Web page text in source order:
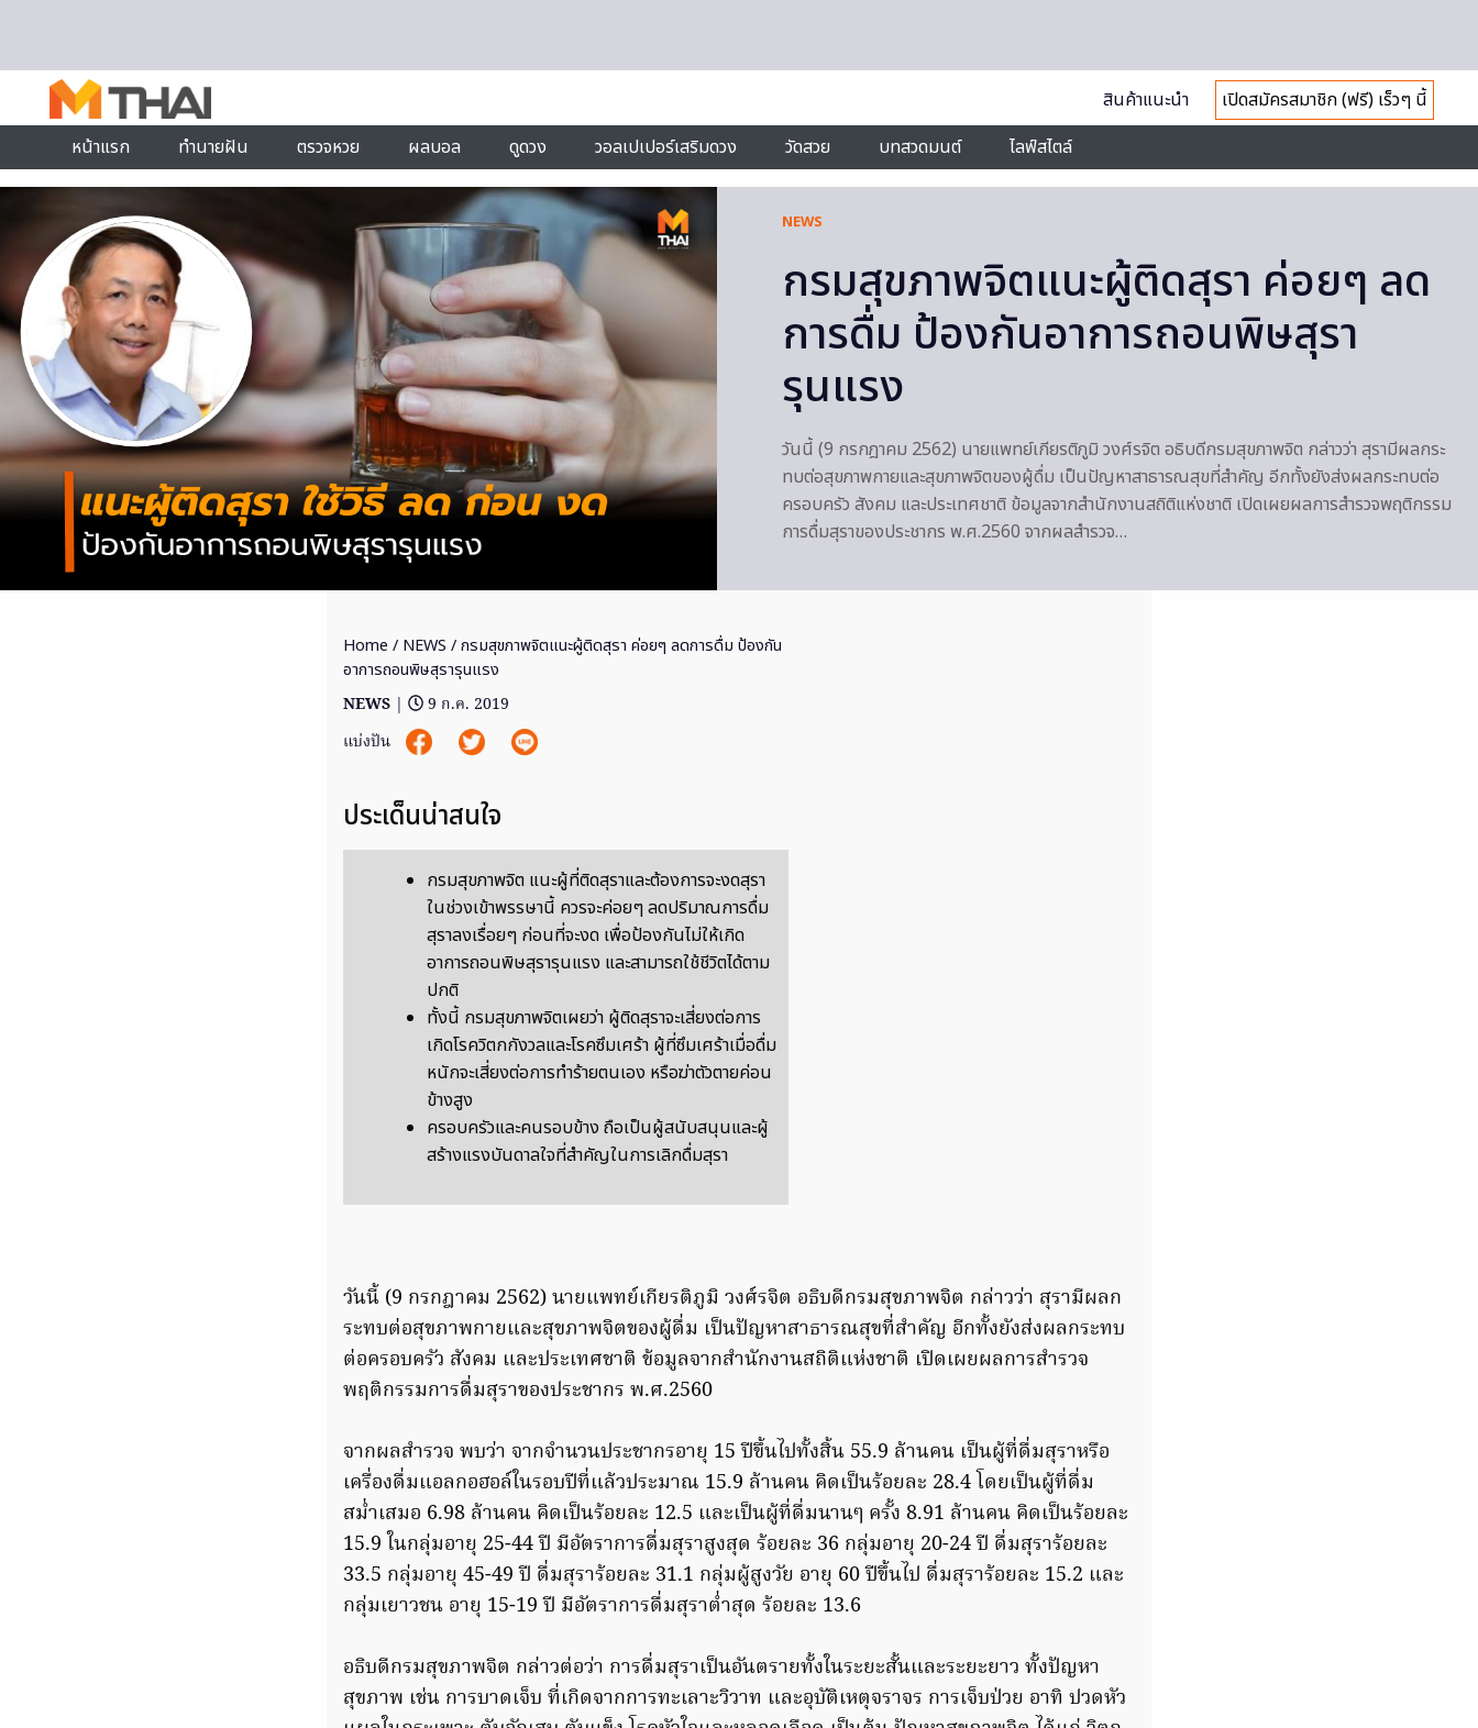
สินค้าแนะนำ
เปิดสมัครสมาชิก (ฟรี) เร็วๆ นี้
หน้าแรก
ทำนายฝัน ตรวจหวย ผลบอล ดูดวง วอลเปเปอร์เสริมดวง วัดสวย บทสวดมนต์ ไลฟ์สไตล์
NEWS
กรมสุขภาพจิตแนะผู้ติดสุรา ค่อยๆ ลด
การดื่ม ป้องกันอาการถอนพิษสุรา
รุนแรง
วันนี้ (9 กรกฎาคม 2562) นายแพทย์เกียรติภูมิ วงศ์รจิต อธิบดีกรมสุขภาพจิต กล่าวว่า สุรามีผลกระ
ทบต่อสุขภาพกายและสุขภาพจิตของผู้ดื่ม เป็นปัญหาสาธารณสุขที่สำคัญ อีกทั้งยังส่งผลกระทบต่อ
ครอบครัว สังคม และประเทศชาติ ข้อมูลจากสำนักงานสถิติแห่งชาติ เปิดเผยผลการสำรวจพฤติกรรม
การดื่มสุราของประชากร พ.ศ.2560 จากผลสำรวจ…
Home / NEWS / กรมสุขภาพจิตแนะผู้ติดสุรา ค่อยๆ ลดการดื่ม ป้องกัน
อาการถอนพิษสุรารุนแรง
NEWS |
9 ก.ค. 2019
แบ่งปัน
ประเด็นน่าสนใจ
กรมสุขภาพจิต แนะผู้ที่ติดสุราและต้องการจะงดสุรา
ในช่วงเข้าพรรษานี้ ควรจะค่อยๆ ลดปริมาณการดื่ม
สุราลงเรื่อยๆ ก่อนที่จะงด เพื่อป้องกันไม่ให้เกิด
อาการถอนพิษสุรารุนแรง และสามารถใช้ชีวิตได้ตาม
ปกติ
ทั้งนี้ กรมสุขภาพจิตเผยว่า ผู้ติดสุราจะเสี่ยงต่อการ
เกิดโรควิตกกังวลและโรคซึมเศร้า ผู้ที่ซึมเศร้าเมื่อดื่ม
หนักจะเสี่ยงต่อการทำร้ายตนเอง หรือฆ่าตัวตายค่อน
ข้างสูง
ครอบครัวและคนรอบข้าง ถือเป็นผู้สนับสนุนและผู้
สร้างแรงบันดาลใจที่สำคัญในการเลิกดื่มสุรา
วันนี้ (9 กรกฎาคม 2562) นายแพทย์เกียรติภูมิ วงศ์รจิต อธิบดีกรมสุขภาพจิต กล่าวว่า สุรามีผลก
ระทบต่อสุขภาพกายและสุขภาพจิตของผู้ดื่ม เป็นปัญหาสาธารณสุขที่สำคัญ อีกทั้งยังส่งผลกระทบ
ต่อครอบครัว สังคม และประเทศชาติ ข้อมูลจากสำนักงานสถิติแห่งชาติ เปิดเผยผลการสำรวจ
พฤติกรรมการดื่มสุราของประชากร พ.ศ.2560
จากผลสำรวจ พบว่า จากจำนวนประชากรอายุ 15 ปีขึ้นไปทั้งสิ้น 55.9 ล้านคน เป็นผู้ที่ดื่มสุราหรือ
เครื่องดื่มแอลกอฮอล์ในรอบปีที่แล้วประมาณ 15.9 ล้านคน คิดเป็นร้อยละ 28.4 โดยเป็นผู้ที่ดื่ม
สม่ำเสมอ 6.98 ล้านคน คิดเป็นร้อยละ 12.5 และเป็นผู้ที่ดื่มนานๆ ครั้ง 8.91 ล้านคน คิดเป็นร้อยละ
15.9 ในกลุ่มอายุ 25-44 ปี มีอัตราการดื่มสุราสูงสุด ร้อยละ 36 กลุ่มอายุ 20-24 ปี ดื่มสุราร้อยละ
33.5 กลุ่มอายุ 45-49 ปี ดื่มสุราร้อยละ 31.1 กลุ่มผู้สูงวัย อายุ 60 ปีขึ้นไป ดื่มสุราร้อยละ 15.2 และ
กลุ่มเยาวชน อายุ 15-19 ปี มีอัตราการดื่มสุราต่ำสุด ร้อยละ 13.6
อธิบดีกรมสุขภาพจิต กล่าวต่อว่า การดื่มสุราเป็นอันตรายทั้งในระยะสั้นและระยะยาว ทั้งปัญหา
สุขภาพ เช่น การบาดเจ็บ ที่เกิดจากการทะเลาะวิวาท และอุบัติเหตุจราจร การเจ็บป่วย อาทิ ปวดหัว